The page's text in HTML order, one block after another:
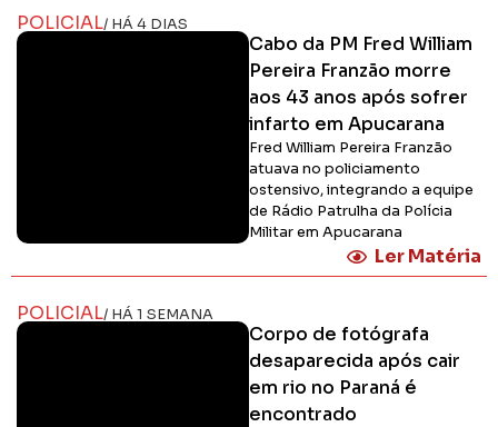
POLICIAL/ HÁ 4 DIAS
Cabo da PM Fred William
Pereira Franzão morre
aos 43 anos após sofrer
infarto em Apucarana
Fred William Pereira Franzão
atuava no policiamento
ostensivo, integrando a equipe
de Rádio Patrulha da Polícia
Militar em Apucarana
Ler Matéria
POLICIAL/ HÁ 1 SEMANA
Corpo de fotógrafa
desaparecida após cair
em rio no Paraná é
encontrado